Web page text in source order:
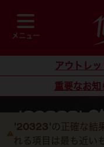
メニュー
コンテンツにスキップ
アウトレ
重要なお
'20323' の検
ホーム / '20323' の
'20323'の正確な結
れる項目は最も近い